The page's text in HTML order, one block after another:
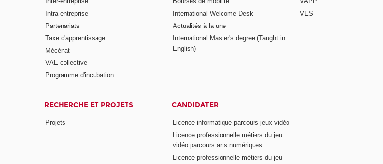
Intra-entreprise
Partenariats
Taxe d'apprentissage
Mécénat
VAE collective
Programme d'incubation
International Welcome Desk
Actualités à la une
International Master's degree (Taught in
English)
VES
RECHERCHE ET PROJETS
Projets
CANDIDATER
Licence informatique parcours jeux vidéo
Licence professionnelle métiers du jeu
vidéo parcours arts numériques
Licence professionnelle métiers du jeu